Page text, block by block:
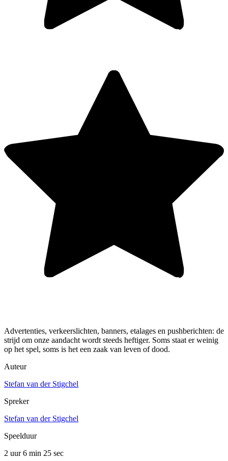
Advertenties, verkeerslichten, banners, etalages en pushberichten: de
strijd om onze aandacht wordt steeds heftiger. Soms staat er weinig
op het spel, soms is het een zaak van leven of dood.
Auteur
Stefan van der Stigchel
Spreker
Stefan van der Stigchel
Speelduur
2 uur 6 min 25 sec